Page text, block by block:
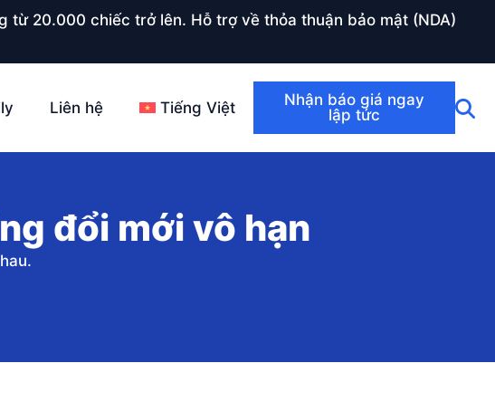
từ 20.000 chiếc trở lên. Hỗ trợ về thỏa thuận bảo mật (NDA)
Liên hệ Tiếng Việt
Nhận báo giá ngay
lập tức
đổi mới vô hạn